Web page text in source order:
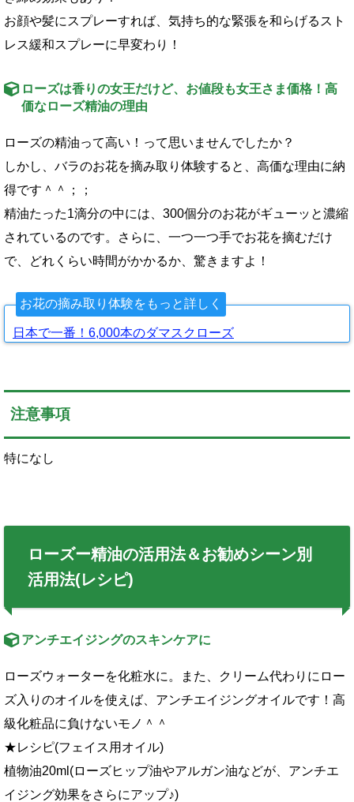
お顔や髪にスプレーすれば、気持ち的な緊張を和らげるスト
レス緩和スプレーに早変わり！
ローズは香りの女王だけど、お値段も女王さま価格！高
価なローズ精油の理由
ローズの精油って高い！って思いませんでしたか？
しかし、バラのお花を摘み取り体験すると、高価な理由に納
得です＾＾；；
精油たった1滴分の中には、300個分のお花がギューッと濃縮
されているのです。さらに、一つ一つ手でお花を摘むだけ
で、どれくらい時間がかかるか、驚きますよ！
お花の摘み取り体験をもっと詳しく
日本で一番！6,000本のダマスクローズ
注意事項
特になし
ローズー精油の活用法＆お勧めシーン別
活用法(レシピ)
アンチエイジングのスキンケアに
ローズウォーターを化粧水に。また、クリーム代わりにロー
ズ入りのオイルを使えば、アンチエイジングオイルです！高
級化粧品に負けないモノ＾＾
★レシピ(フェイス用オイル)
植物油20ml(ローズヒップ油やアルガン油などが、アンチエ
イジング効果をさらにアップ♪)